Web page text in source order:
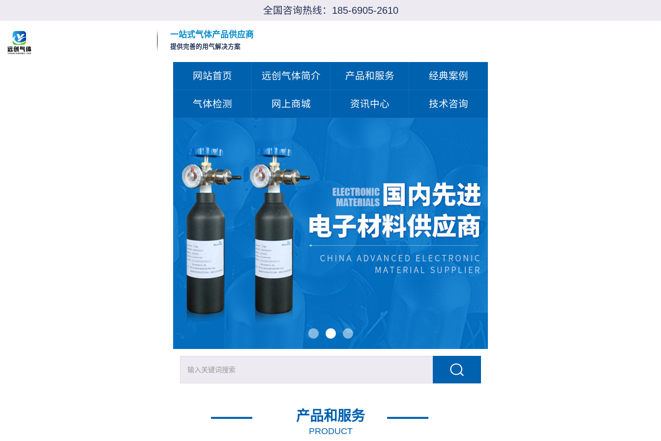
全国咨询热线： 185-6905-2610
一站式气体产品供应商
提供完善的用气解决方案
网站首页 远创气体简介 产品和服务 经典案例
气体检测 网上商城 资讯中心 技术咨询
产品和服务
PRODUCT